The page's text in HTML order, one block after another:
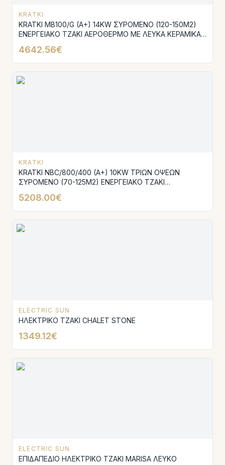
KRATKI
KRATKI MB100/G (A+) 14KW ΣΥΡΟΜΕΝΟ (120-150M2)
ΕΝΕΡΓΕΙΑΚΟ ΤΖΑΚΙ ΑΕΡΟΘΕΡΜΟ ΜΕ ΛΕΥΚΑ ΚΕΡΑΜΙΚΑ
4642.56€
KRATKI
KRATKI NBC/800/400 (A+) 10KW ΤΡΙΩΝ ΟΨΕΩΝ
ΣΥΡΟΜΕΝΟ (70-125M2) ΕΝΕΡΓΕΙΑΚΟ ΤΖΑΚΙ
5208.00€
ELECTRIC SUN
ΗΛΕΚΤΡΙΚΟ ΤΖΑΚΙ CHALET SΤΟΝΕ
1349.12€
ELECTRIC SUN
ΕΠΙΔΑΠΕΔΙΟ ΗΛΕΚΤΡΙΚΟ ΤΖΑΚΙ MARISA ΛΕΥΚΟ